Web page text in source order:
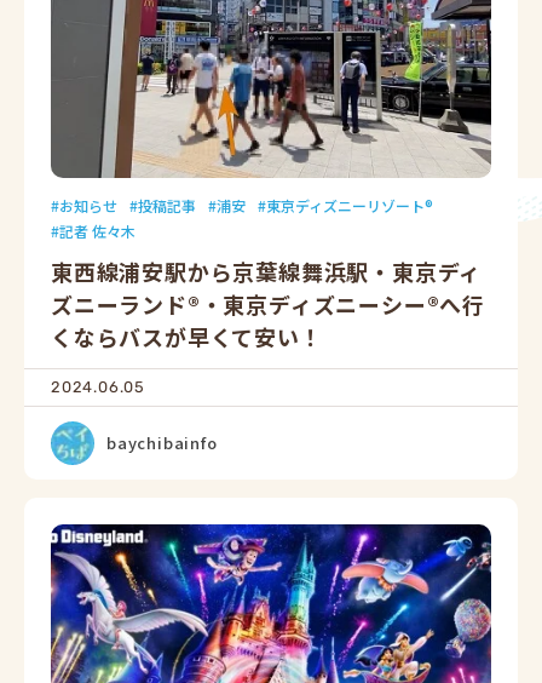
お知らせ 投稿記事 浦安
東京ディズニーリゾート®
記者 佐々木
東西線浦安駅から京葉線舞浜駅・東京ディ
ズニーランド®・東京ディズニーシー®へ行
くならバスが早くて安い！
2024.06.05
baychibainfo